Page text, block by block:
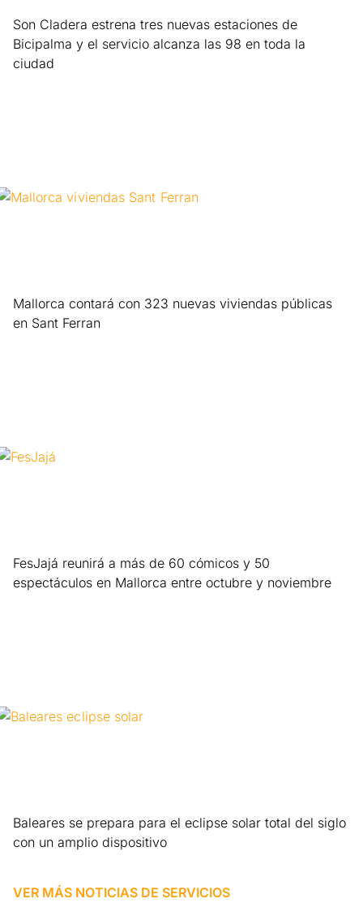
Son Cladera estrena tres nuevas estaciones de
Bicipalma y el servicio alcanza las 98 en toda la
ciudad
Mallorca contará con 323 nuevas viviendas públicas
en Sant Ferran
FesJajá reunirá a más de 60 cómicos y 50
espectáculos en Mallorca entre octubre y noviembre
Baleares se prepara para el eclipse solar total del siglo
con un amplio dispositivo
VER MÁS NOTICIAS DE SERVICIOS